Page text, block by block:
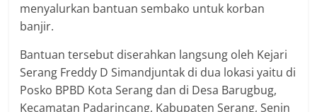
menyalurkan bantuan sembako untuk korban
banjir.
Bantuan tersebut diserahkan langsung oleh Kejari
Serang Freddy D Simandjuntak di dua lokasi yaitu di
Posko BPBD Kota Serang dan di Desa Barugbug,
Kecamatan Padarincang, Kabupaten Serang, Senin